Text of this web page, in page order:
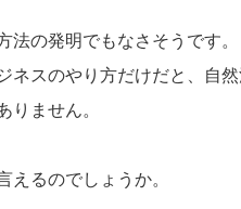
法の発明でもなさそうです。
ネスのやり方だけだと、自
りません。
えるのでしょうか。